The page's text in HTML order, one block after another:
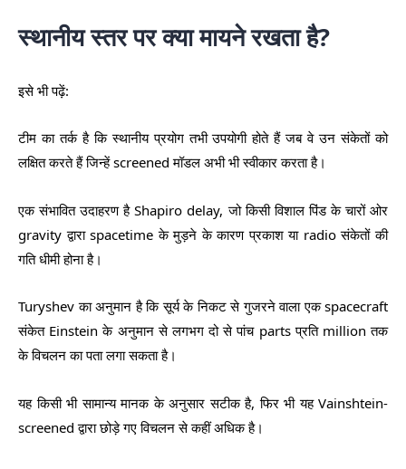
स्थानीय स्तर पर क्या मायने रखता है?
इसे भी पढ़ें:
टीम का तर्क है कि स्थानीय प्रयोग तभी उपयोगी होते हैं जब वे उन संकेतों को
लक्षित करते हैं जिन्हें screened मॉडल अभी भी स्वीकार करता है।
एक संभावित उदाहरण है Shapiro delay, जो किसी विशाल पिंड के चारों ओर
gravity द्वारा spacetime के मुड़ने के कारण प्रकाश या radio संकेतों की
गति धीमी होना है।
Turyshev का अनुमान है कि सूर्य के निकट से गुजरने वाला एक spacecraft
संकेत Einstein के अनुमान से लगभग दो से पांच parts प्रति million तक
के विचलन का पता लगा सकता है।
यह किसी भी सामान्य मानक के अनुसार सटीक है, फिर भी यह Vainshtein-
screened द्वारा छोड़े गए विचलन से कहीं अधिक है।